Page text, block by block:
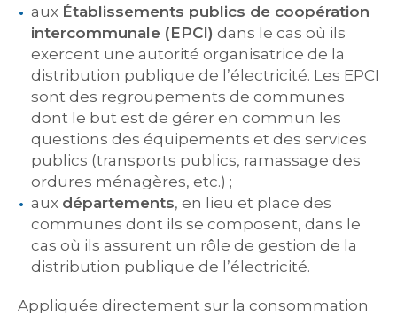
aux Établissements publics de coopération
intercommunale (EPCI) dans le cas où ils
exercent une autorité organisatrice de la
distribution publique de l’électricité. Les EPCI
sont des regroupements de communes
dont le but est de gérer en commun les
questions des équipements et des services
publics (transports publics, ramassage des
ordures ménagères, etc.) ;
aux départements, en lieu et place des
communes dont ils se composent, dans le
cas où ils assurent un rôle de gestion de la
distribution publique de l’électricité.
Appliquée directement sur la consommation